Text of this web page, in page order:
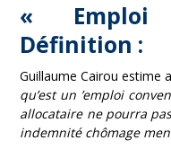
« Emploi
Définition :
Guillaume Cairou estime
qu’est un ’emploi
allocataire ne pourra
indemnité chômage